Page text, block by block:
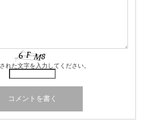
れた文字を入力してください。